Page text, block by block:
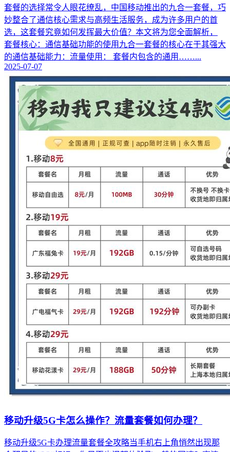
套餐的选择常令人眼花缭乱，中国移动推出的九合一套餐，巧
妙整合了通信核心需求与高频生活服务，成为许多用户的首
选，这套餐究竟如何发挥最大价值？本文将为您全面解析，
套餐核心：通信基础功能的使用九合一套餐的核心在于其强大
的通信基础能力：流量使用： 套餐内包含的通用……...
2025-07-07
移动升级5G卡怎么操作？流量套餐如何办理？
移动升级5G卡办理流量套餐全攻略当手机右上角悄然出现那